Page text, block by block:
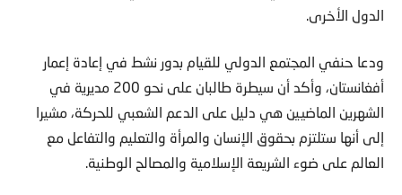
الدول الأخرى.
ودعا حنفي المجتمع الدولي للقيام بدور نشط في إعادة إعمار
أفغانستان، وأكد أن سيطرة طالبان على نحو 200 مديرية في
الشهرين الماضيين هي دليل على الدعم الشعبي للحركة، مشيرا
إلى أنها ستلتزم بحقوق الإنسان والمرأة والتعليم والتفاعل مع
العالم على ضوء الشريعة الإسلامية والمصالح الوطنية.